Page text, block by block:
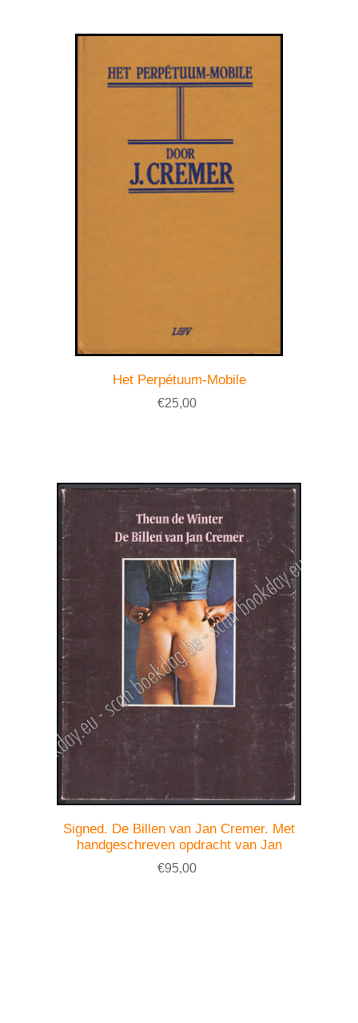
Het Perpétuum-Mobile
€25,00
Signed. De Billen van Jan Cremer. Met
handgeschreven opdracht van Jan
€95,00